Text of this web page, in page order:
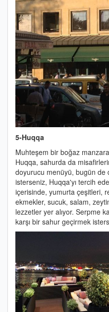
5-Huqqa
Muhteşem bir boğaz
Huqqa, sahurda da
doyurucu menüyü, bugün de
isterseniz, Huqqa'yı tercih
içerisinde, yumurta çeşitleri,
ekmekler, sucuk, salam,
lezzetler yer alıyor. Serpme
karşı bir sahur geçirmek